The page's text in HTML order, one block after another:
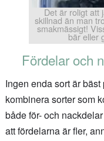
Det är roligt att
skillnad än man
smakmässigt!
bär eller
Fördelar och
Ingen enda sort är
kombinera sorter som
både för- och
att fördelarna är fler,